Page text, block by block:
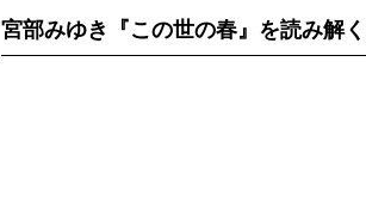
宮部みゆき『この世の春』を読み解